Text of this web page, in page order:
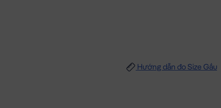
Hướng dẫn đo Size Gấu